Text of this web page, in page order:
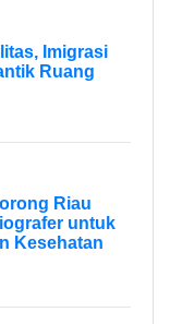
Imigrasi
Ruang
Riau
untuk
Kesehatan